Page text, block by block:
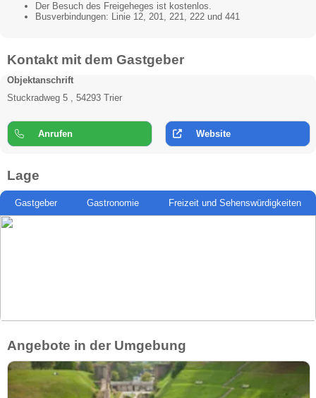
Der Besuch des Freigeheges ist kostenlos.
Busverbindungen: Linie 12, 201, 221, 222 und 441
Kontakt mit dem Gastgeber
Objektanschrift
Stuckradweg 5 , 54293 Trier
Anrufen Website
Lage
Gastgeber Gastronomie Freizeit und Sehenswürdigkeiten
Angebote in der Umgebung